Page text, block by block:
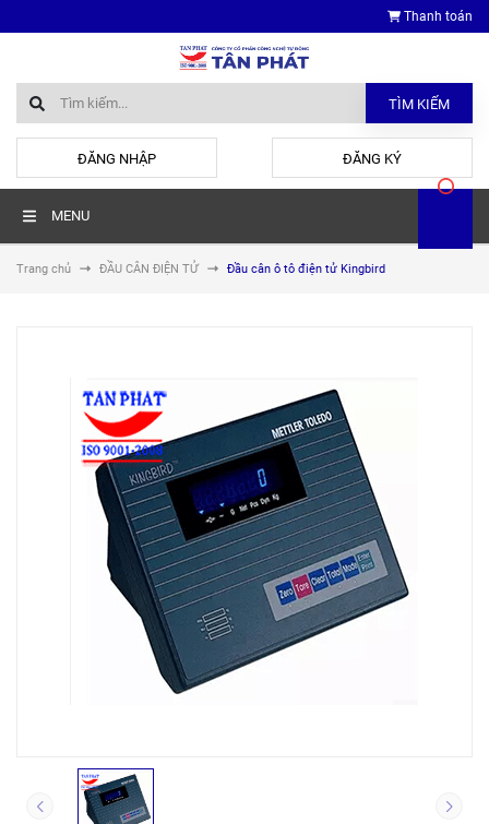
Thanh toán
TÌM KIẾM
ĐĂNG NHẬP ĐĂNG KÝ
MENU
Trang chủ ĐẦU CÂN ĐIỆN TỬ Đầu cân ô tô điện tử Kingbird